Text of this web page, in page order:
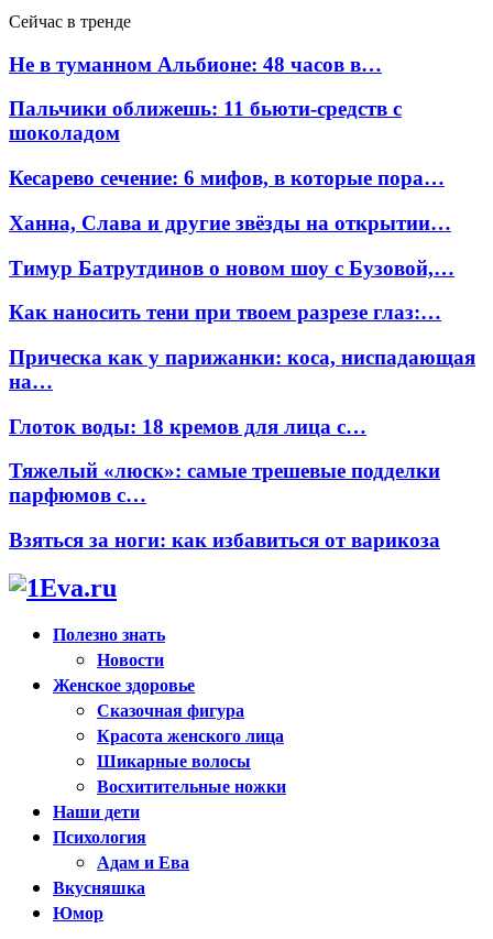
Сейчас в тренде
Не в туманном Альбионе: 48 часов в…
Пальчики оближешь: 11 бьюти-средств с
шоколадом
Кесарево сечение: 6 мифов, в которые пора…
Ханна, Слава и другие звёзды на открытии…
Тимур Батрутдинов о новом шоу с Бузовой,…
Как наносить тени при твоем разрезе глаз:…
Прическа как у парижанки: коса, ниспадающая
на…
Глоток воды: 18 кремов для лица с…
Тяжелый «люск»: самые трешевые подделки
парфюмов с…
Взяться за ноги: как избавиться от варикоза
Полезно знать
Новости
Женское здоровье
Сказочная фигура
Красота женского лица
Шикарные волосы
Восхитительные ножки
Наши дети
Психология
Адам и Ева
Вкусняшка
Юмор